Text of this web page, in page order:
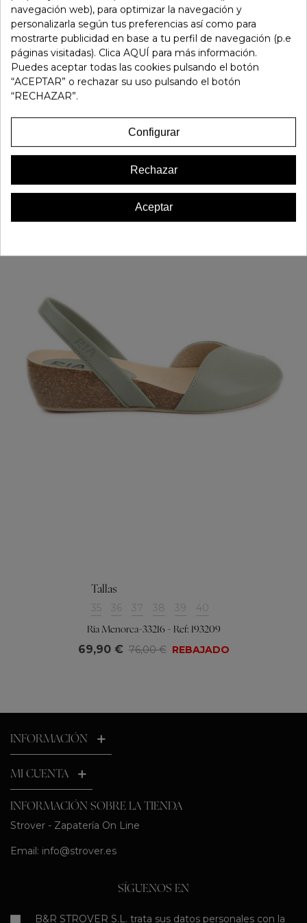
Referencia:
162360
Marca: Stonefly
Favorito 0
Tallas
35 36 37 38 39 40
Ria Menorca-33216 - Ref: 193209
69,90 € 76,00 € REBAJADO
INFORMACIÓN
MI CUENTA
INFORMACIÓN SOBRE LA TIENDA
Strover - Zapatería On Line
Email: info@strover.es
SÍGUENOS EN
B&R STROVER S.L. trata sus datos personales con la
navegación web), para optimizar la navegación y
personalizarla según tus preferencias así como para
mostrarte publicidad en base a tu perfil de navegación (p.e
páginas visitadas). Clica AQUÍ para más información.
Puedes aceptar todas las cookies pulsando el botón
“ACEPTAR” o rechazar su uso pulsando el botón
“RECHAZAR”.
Configurar
Rechazar
Aceptar